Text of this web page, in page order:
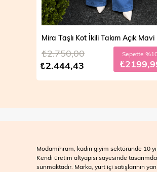
₺2.444,43
₺2.750,00 Sepette
Modamihram, kadın giyim sektöründe 10
Kendi üretim altyapısı sayesinde
sunmaktadır. Marka, yurt içi satışlarının